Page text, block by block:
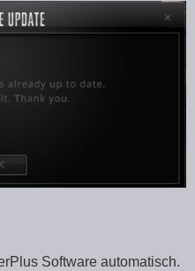
Software automatisch.